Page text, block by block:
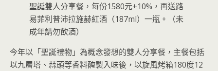
聖誕雙人分享餐，每份1580元+10%，再送路
易菲利普沛拉施赫紅酒（187ml）一瓶。（未
成年請勿飲酒）
今年以「聖誕禮物」為概念發想的雙人分享餐，主餐包括
以九層塔、蒜頭等香料醃製入味後，以旋風烤箱180度12